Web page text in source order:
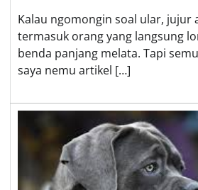
Kalau ngomongin soal ular, jujur
termasuk orang yang langsung
benda panjang melata. Tapi
saya nemu artikel […]